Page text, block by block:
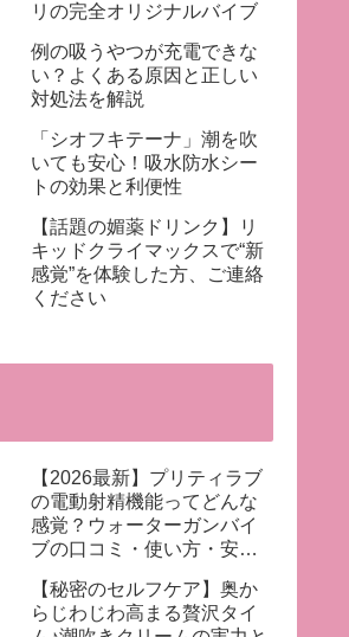
リの完全オリジナルバイブ
例の吸うやつが充電できな
い？よくある原因と正しい
対処法を解説
「シオフキテーナ」潮を吹
いても安心！吸水防水シー
トの効果と利便性
【話題の媚薬ドリンク】リ
キッドクライマックスで“新
感覚”を体験した方、ご連絡
ください
【2026最新】プリティラブ
の電動射精機能ってどんな
感覚？ウォーターガンバイ
ブの口コミ・使い方・安全
【秘密のセルフケア】奥か
らじわじわ高まる贅沢タイ